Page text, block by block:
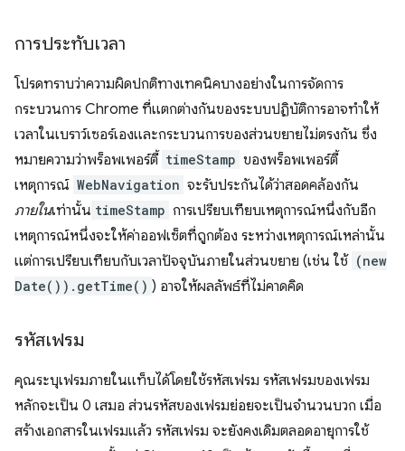
การประทับเวลา
โปรดทราบว่าความผิดปกติทางเทคนิคบางอย่างในการจัดการ
กระบวนการ Chrome ที่แตกต่างกันของระบบปฏิบัติการอาจทำให้
เวลาในเบราว์เซอร์เองและกระบวนการของส่วนขยายไม่ตรงกัน ซึ่ง
หมายความว่าพร็อพเพอร์ตี้ timeStamp ของพร็อพเพอร์ตี้
เหตุการณ์ WebNavigation จะรับประกันได้ว่าสอดคล้องกัน
ภายในเท่านั้น timeStamp การเปรียบเทียบเหตุการณ์หนึ่งกับอีก
เหตุการณ์หนึ่งจะให้ค่าออฟเซ็ตที่ถูกต้อง ระหว่างเหตุการณ์เหล่านั้น
แต่การเปรียบเทียบกับเวลาปัจจุบันภายในส่วนขยาย (เช่น ใช้ (new
Date()).getTime() ) อาจให้ผลลัพธ์ที่ไม่คาดคิด
รหัสเฟรม
คุณระบุเฟรมภายในแท็บได้โดยใช้รหัสเฟรม รหัสเฟรมของเฟรม
หลักจะเป็น 0 เสมอ ส่วนรหัสของเฟรมย่อยจะเป็นจำนวนบวก เมื่อ
สร้างเอกสารในเฟรมแล้ว รหัสเฟรม จะยังคงเดิมตลอดอายุการใช้